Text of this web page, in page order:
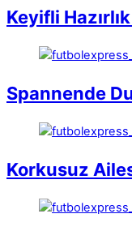
Keyifli
Spannende
Korkusuz